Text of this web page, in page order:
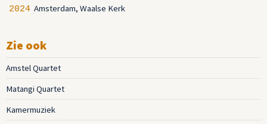
2024 Amsterdam, Waalse Kerk
Zie ook
Amstel Quartet
Matangi Quartet
Kamermuziek